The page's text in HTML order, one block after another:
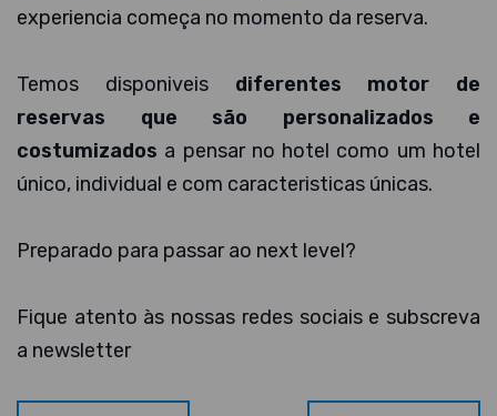
experiencia começa no momento da reserva.
Temos disponiveis diferentes motor de
reservas que são personalizados e
costumizados a pensar no hotel como um hotel
único, individual e com caracteristicas únicas.
Preparado para passar ao next level?
Fique atento às nossas redes sociais e subscreva
a newsletter